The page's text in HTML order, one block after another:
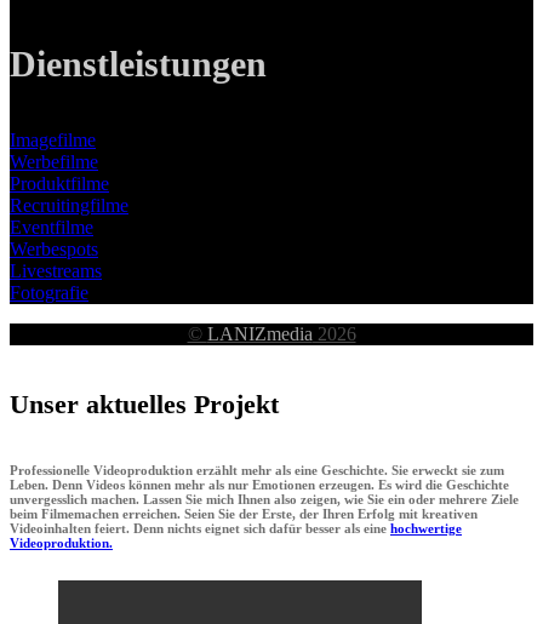
Dienstleistungen
Imagefilme
Werbefilme
Produktfilme
Recruitingfilme
Eventfilme
Werbespots
Livestreams
Fotografie
© LANIZmedia 2026
Unser aktuelles Projekt
Professionelle Videoproduktion erzählt mehr als eine Geschichte. Sie erweckt sie zum
Leben. Denn Videos können mehr als nur Emotionen erzeugen. Es wird die Geschichte
unvergesslich machen. Lassen Sie mich Ihnen also zeigen, wie Sie ein oder mehrere Ziele
beim Filmemachen erreichen. Seien Sie der Erste, der Ihren Erfolg mit kreativen
Videoinhalten feiert. Denn nichts eignet sich dafür besser als eine hochwertige
Videoproduktion.